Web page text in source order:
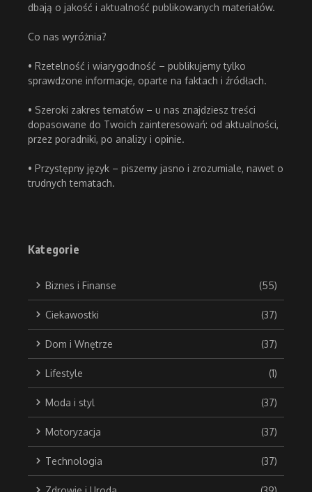
dbają o jakość i aktualność publikowanych materiałów.
Co nas wyróżnia?
• Rzetelność i wiarygodność – publikujemy tylko
sprawdzone informacje, oparte na faktach i źródłach.
• Szeroki zakres tematów – u nas znajdziesz treści
dopasowane do Twoich zainteresowań: od aktualności,
przez poradniki, po analizy i opinie.
• Przystępny język – piszemy jasno i zrozumiale, nawet o
trudnych tematach.
Kategorie
Biznes i Finanse (55)
Ciekawostki (37)
Dom i Wnętrze (37)
Lifestyle (1)
Moda i styl (37)
Motoryzacja (37)
Technologia (37)